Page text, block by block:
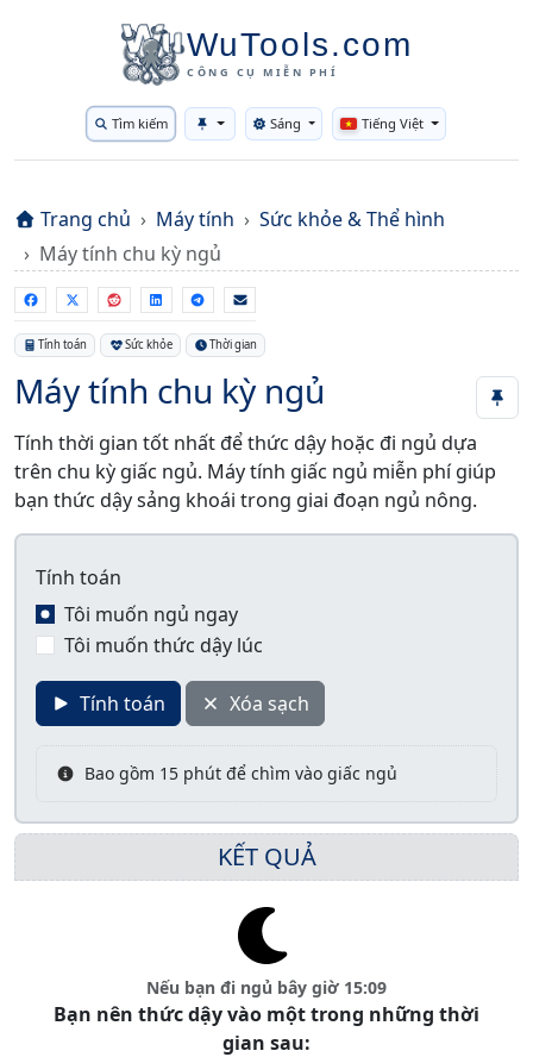
WuTools.com
CÔNG CỤ MIỄN PHÍ
Tìm kiếm Toggle theme
Sáng Tiếng Việt
Trang chủ Máy tính
Sức khỏe & Thể hình
Máy tính chu kỳ ngủ
Tính toán Sức khỏe Thời gian
Máy tính chu kỳ ngủ
Tính thời gian tốt nhất để thức dậy hoặc đi ngủ dựa
trên chu kỳ giấc ngủ. Máy tính giấc ngủ miễn phí giúp
bạn thức dậy sảng khoái trong giai đoạn ngủ nông.
Tính toán
Tôi muốn ngủ ngay
Tôi muốn thức dậy lúc
Tính toán Xóa sạch
Bao gồm 15 phút để chìm vào giấc ngủ
KẾT QUẢ
Nếu bạn đi ngủ bây giờ 15:09
Bạn nên thức dậy vào một trong những thời
gian sau: